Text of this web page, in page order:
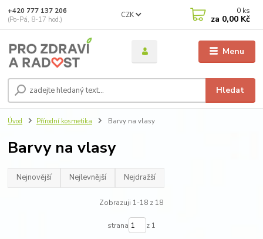
Menu
CZK
Hledat
+420 777 137 206
(Po-Pá, 8-17 hod.)
0 ks
za 0,00 Kč
Úvod Přírodní kosmetika Barvy na vlasy
Barvy na vlasy
Nejnovější Nejlevnější Nejdražší
Zobrazuji 1-18 z 18
strana z 1